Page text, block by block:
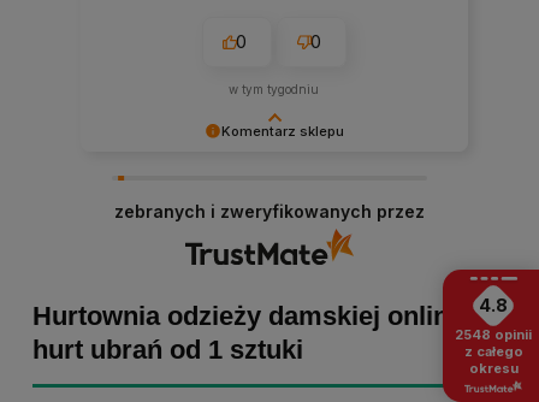
Komentarz sklepu
tym bardziej cieszymy się, że zakup przebiegł
pomyślnie. Obiecujemy utrzymać dobrą passę -
zapraszamy ponownie! :)
0 0
w tym tygodniu
zebranych i zweryfikowanych przez
Hurtownia odzieży damskiej online -
hurt ubrań od 1 sztuki
4.8
2548 opinii
z całego
okresu